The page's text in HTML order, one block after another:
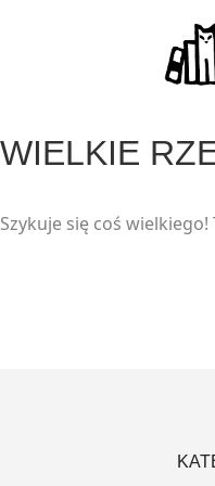
WIELKIE
Szykuje się coś